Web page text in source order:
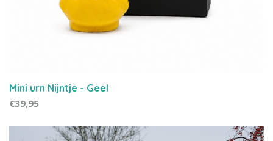
Mini urn Nijntje - Geel
€39,95